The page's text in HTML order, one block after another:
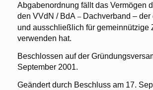
Abgabenordnung fällt das Vermögen
den VVdN / BdA – Dachverband –
und ausschließlich für gemeinnützige
verwenden hat.
Beschlossen auf der
September 2001.
Geändert durch Beschluss am 17.